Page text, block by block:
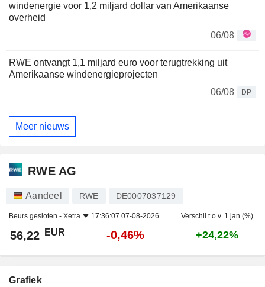
windenergie voor 1,2 miljard dollar van Amerikaanse
overheid
06/08
RWE ontvangt 1,1 miljard euro voor terugtrekking uit
Amerikaanse windenergieprojecten
06/08
DP
Meer nieuws
RWE AG
Aandeel RWE DE0007037129
Beurs gesloten - Xetra 17:36:07 07-08-2026 Verschil t.o.v. 1 jan (%)
56,22 EUR -0,46% +24,22%
Grafiek